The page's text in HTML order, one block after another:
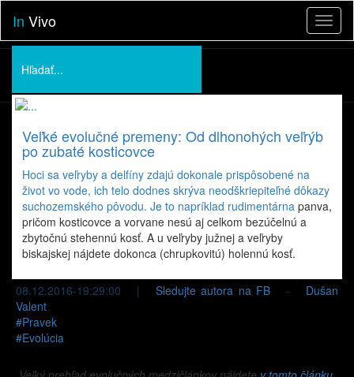
In Vivo
O nás
Prednášky
Veľké evolučné premeny: Od dlhonohých veľrýb
po zubaté kosticovce
Hoci sa veľryby a delfíny zdajú dokonale prispôsobené na
život vo vode, ich telo dodnes skrýva neodškriepiteľné dôkazy
suchozemského pôvodu. Je to napríklad rudimentárna panva,
pričom kosticovce a vorvane nesú aj celkom bezúčelnú a
zbytočnú stehennú kosť. A u veľryby južnej a veľryby
biskajskej nájdete dokonca (chrupkovitú) holennú kosť.
08.12.2016-19:29:00 | Sledujte autora na FB - Dušan
Valent
#Pravek
#Evolúcia